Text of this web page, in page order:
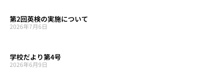
第2回英検の実施について
2026年7月6日
学校だより第4号
2026年6月9日